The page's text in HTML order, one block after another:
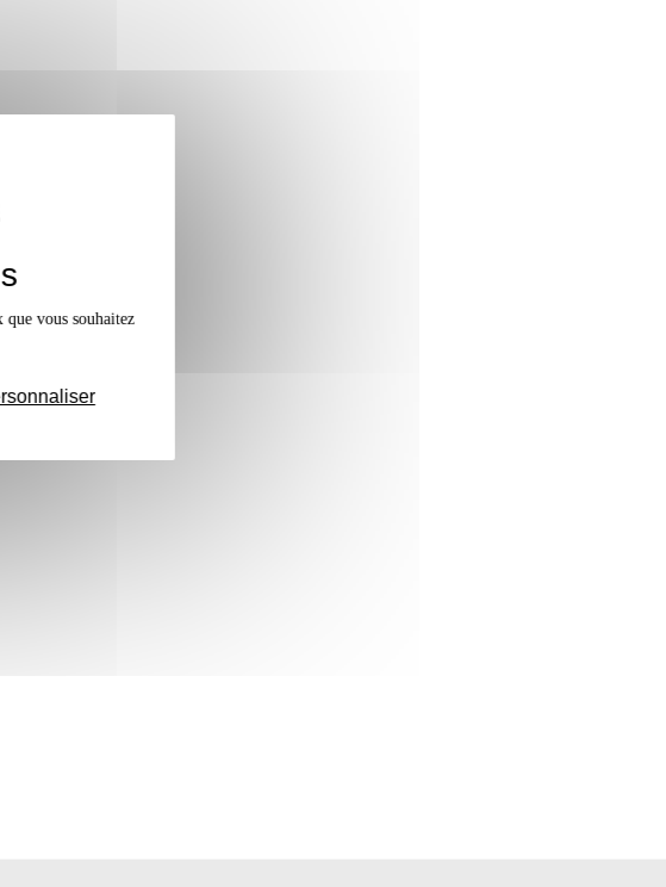
vous souhaitez